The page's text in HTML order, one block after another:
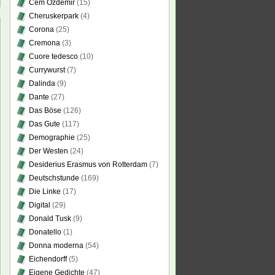
Cem Özdemir (15)
Cheruskerpark (4)
Corona (25)
Cremona (3)
Cuore tedesco (10)
Currywurst(7)
Dalinda (9)
Dante (27)
Das Böse (126)
Das Gute (117)
Demographie (25)
Der Westen (24)
Desiderius Erasmus von Rotterdam (7)
Deutschstunde (169)
Die Linke (17)
Digital (29)
Donald Tusk (9)
Donatello (1)
Donna moderna (54)
Eichendorff(5)
Eigene Gedichte (47)